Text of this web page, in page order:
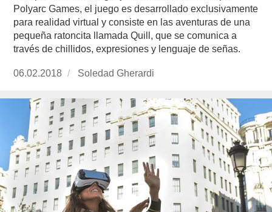
Polyarc Games, el juego es desarrollado exclusivamente
para realidad virtual y consiste en las aventuras de una
pequeña ratoncita llamada Quill, que se comunica a
través de chillidos, expresiones y lenguaje de señas.
Publicado
06.02.2018
https://www.experimenta.es/author/soledad-
Soledad Gherardi